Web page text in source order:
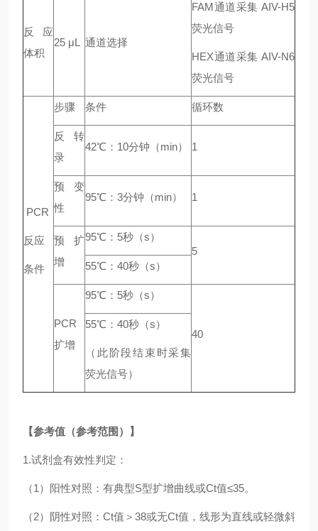
反应
体积
25 μL 通道选择
FAM通道采集 AIV-H5
荧光信号
HEX通道采集 AIV-N6
荧光信号
PCR
反应
条件
步骤 条件 循环数
反转
录
42℃：10分钟（min） 1
预变
性
95℃：3分钟（min） 1
预扩
增
95℃：5秒（s）
5
55℃：40秒（s）
PCR
扩增
95℃：5秒（s）
40
55℃：40秒（s）
（此阶段结束时采集
荧光信号）
【参考值（参考范围）】
1.试剂盒有效性判定：
（1）阳性对照：有典型S型扩增曲线或Ct值≤35。
（2）阴性对照：Ct值＞38或无Ct值，线形为直线或轻微斜